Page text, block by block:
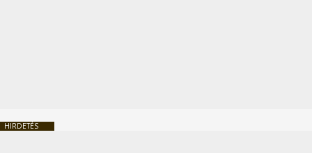
HIRDETÉS